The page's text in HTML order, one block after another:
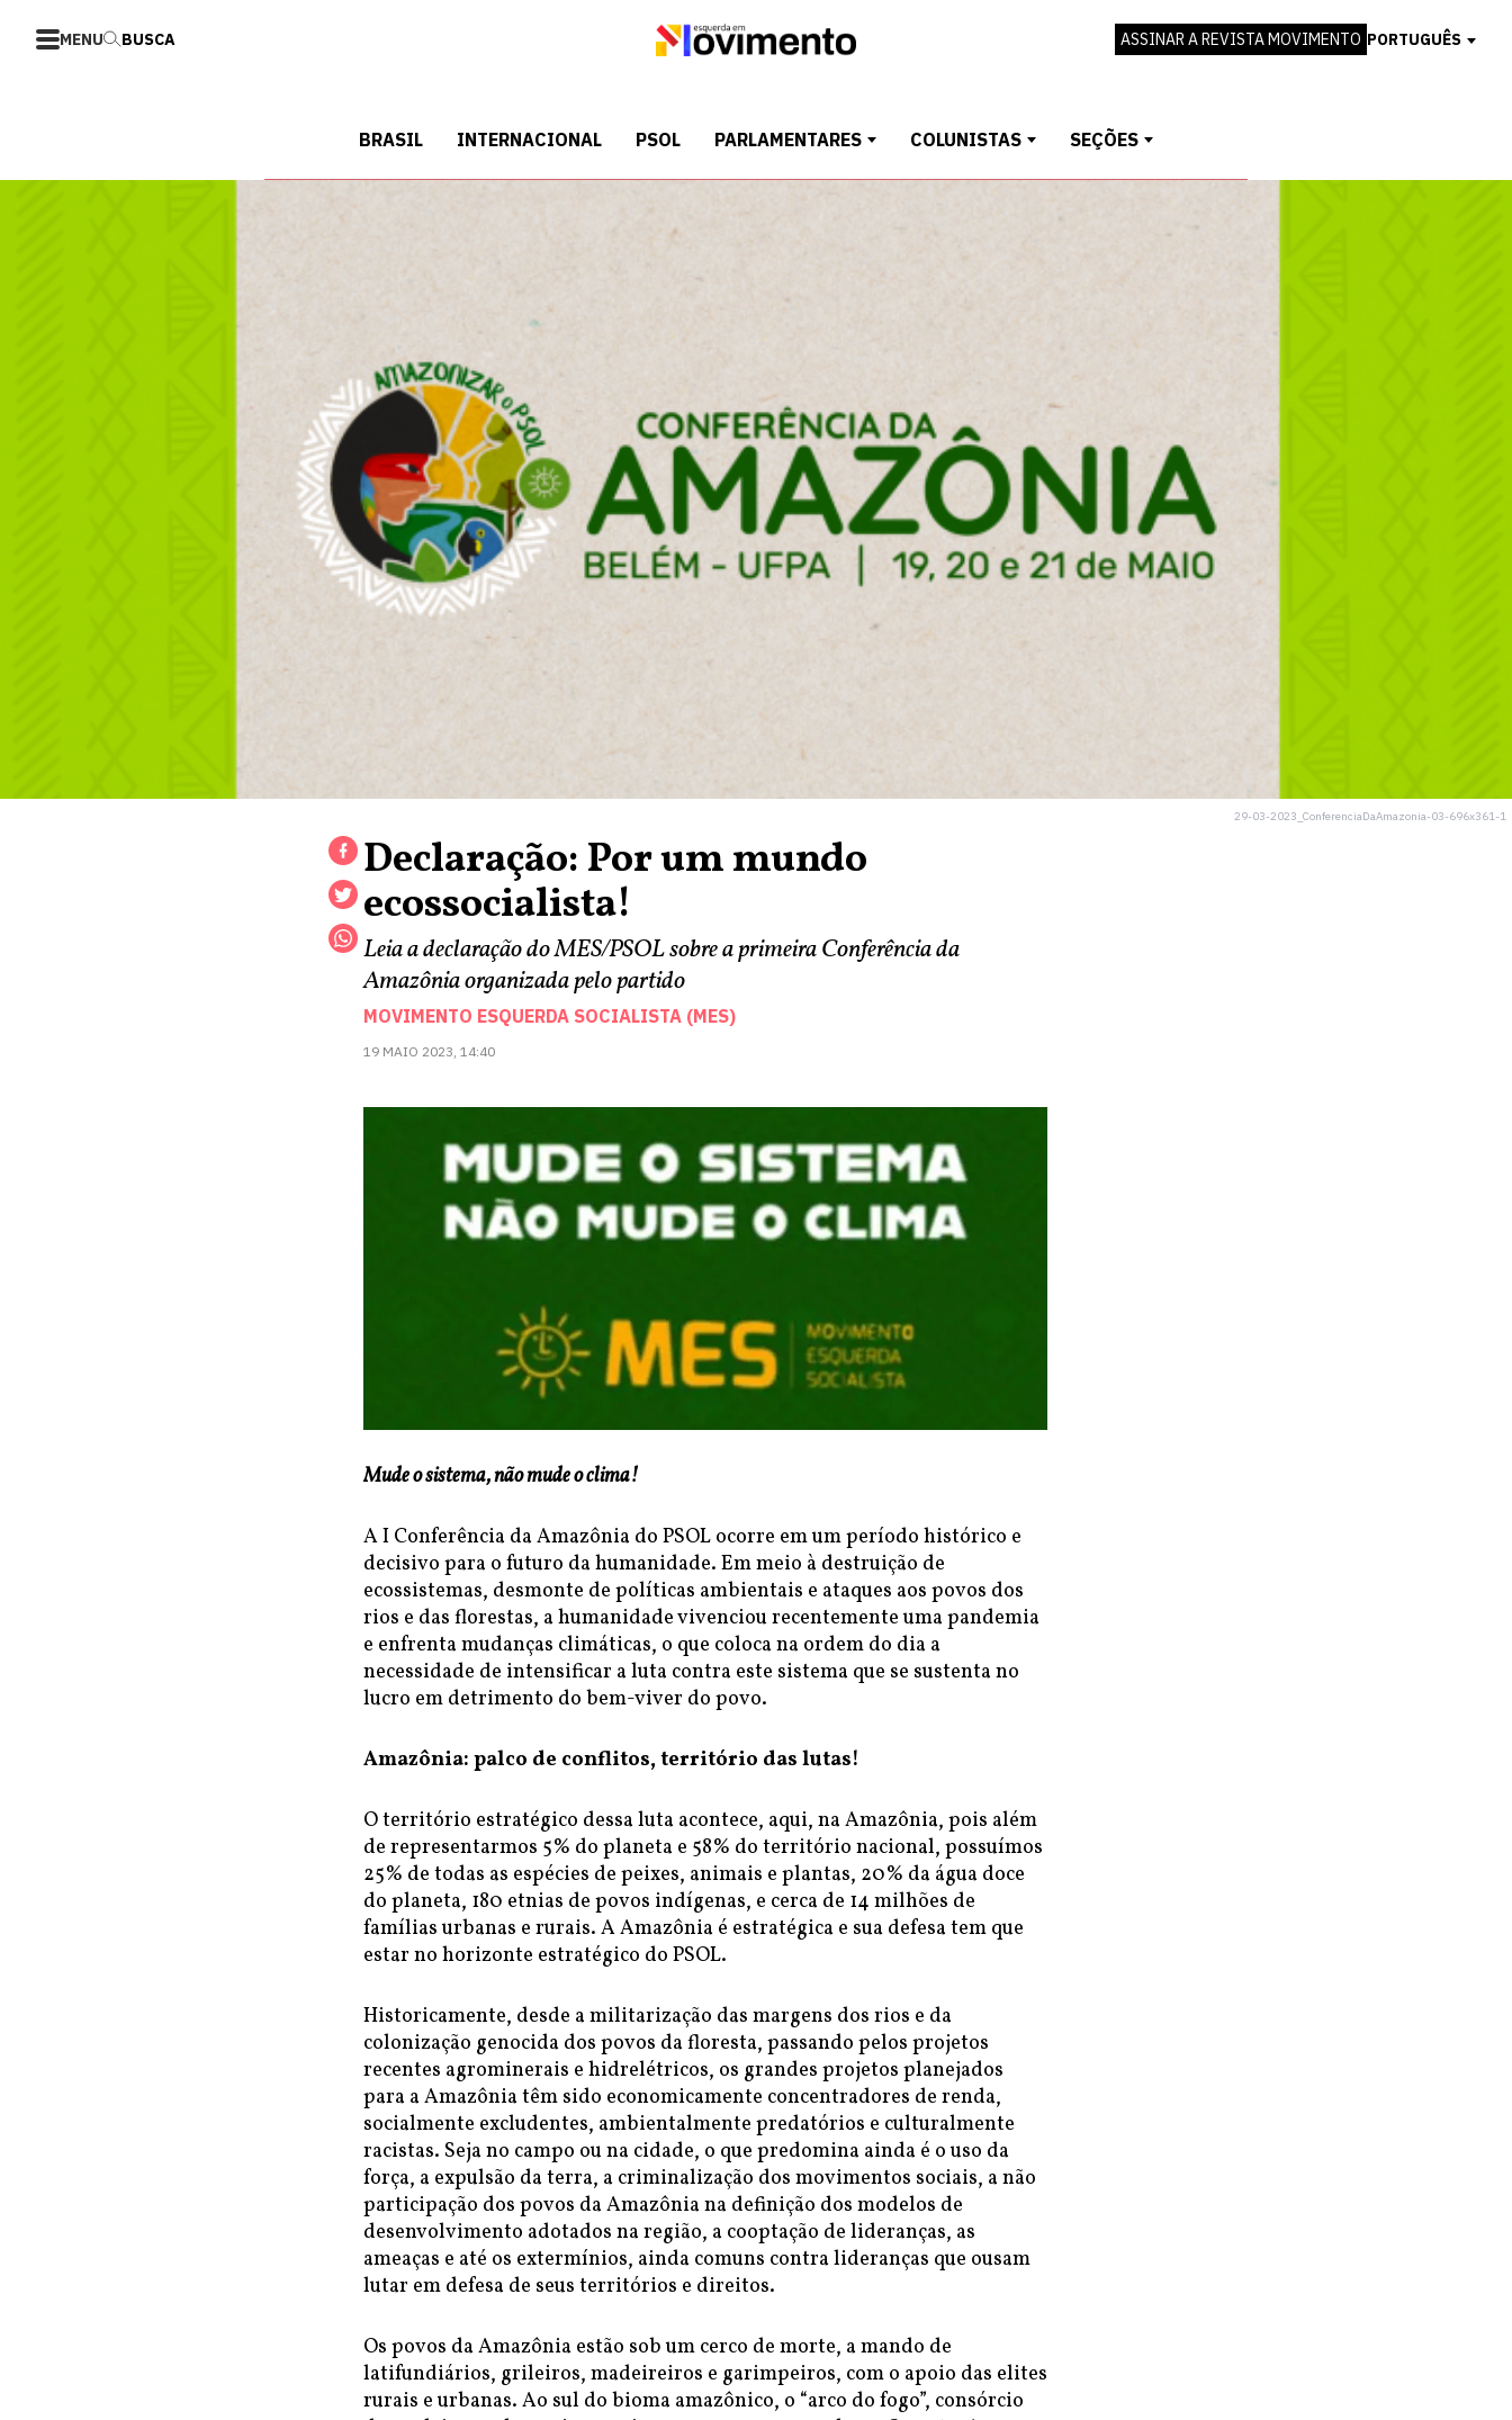
MENU BUSCA ASSINAR A REVISTA MOVIMENTO PORTUGUÊS
BRASIL INTERNACIONAL PSOL PARLAMENTARES COLUNISTAS SEÇÕES
29-03-2023_ConferenciaDaAmazonia-03-696x361-1
Declaração: Por um mundo
ecossocialista!
Leia a declaração do MES/PSOL sobre a primeira Conferência da
Amazônia organizada pelo partido
MOVIMENTO ESQUERDA SOCIALISTA (MES)
19 MAIO 2023, 14:40
Mude o sistema, não mude o clima!
A I Conferência da Amazônia do PSOL ocorre em um período histórico e
decisivo para o futuro da humanidade. Em meio à destruição de
ecossistemas, desmonte de políticas ambientais e ataques aos povos dos
rios e das florestas, a humanidade vivenciou recentemente uma pandemia
e enfrenta mudanças climáticas, o que coloca na ordem do dia a
necessidade de intensificar a luta contra este sistema que se sustenta no
lucro em detrimento do bem-viver do povo.
Amazônia: palco de conflitos, território das lutas!
O território estratégico dessa luta acontece, aqui, na Amazônia, pois além
de representarmos 5% do planeta e 58% do território nacional, possuímos
25% de todas as espécies de peixes, animais e plantas, 20% da água doce
do planeta, 180 etnias de povos indígenas, e cerca de 14 milhões de
famílias urbanas e rurais. A Amazônia é estratégica e sua defesa tem que
estar no horizonte estratégico do PSOL.
Historicamente, desde a militarização das margens dos rios e da
colonização genocida dos povos da floresta, passando pelos projetos
recentes agrominerais e hidrelétricos, os grandes projetos planejados
para a Amazônia têm sido economicamente concentradores de renda,
socialmente excludentes, ambientalmente predatórios e culturalmente
racistas. Seja no campo ou na cidade, o que predomina ainda é o uso da
força, a expulsão da terra, a criminalização dos movimentos sociais, a não
participação dos povos da Amazônia na definição dos modelos de
desenvolvimento adotados na região, a cooptação de lideranças, as
ameaças e até os extermínios, ainda comuns contra lideranças que ousam
lutar em defesa de seus territórios e direitos.
Os povos da Amazônia estão sob um cerco de morte, a mando de
latifundiários, grileiros, madeireiros e garimpeiros, com o apoio das elites
rurais e urbanas. Ao sul do bioma amazônico, o “arco do fogo”, consórcio